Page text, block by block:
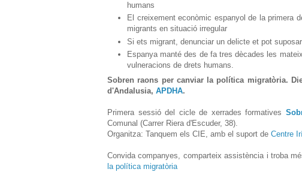
humans
El creixement econòmic espanyol de la primera
migrants en situació irregular
Si ets migrant, denunciar un delicte et pot
Espanya manté des de fa tres dècades les
vulneracions de drets humans.
Sobren raons per canviar la política migratòria.
d'Andalusia, APDHA.
Primera sessió del cicle de xerrades formatives
Comunal (Carrer Riera d'Escuder, 38).
Organitza: Tanquem els CIE, amb el suport de Centre
Convida companyes, comparteix assistència i troba
la política migratòria